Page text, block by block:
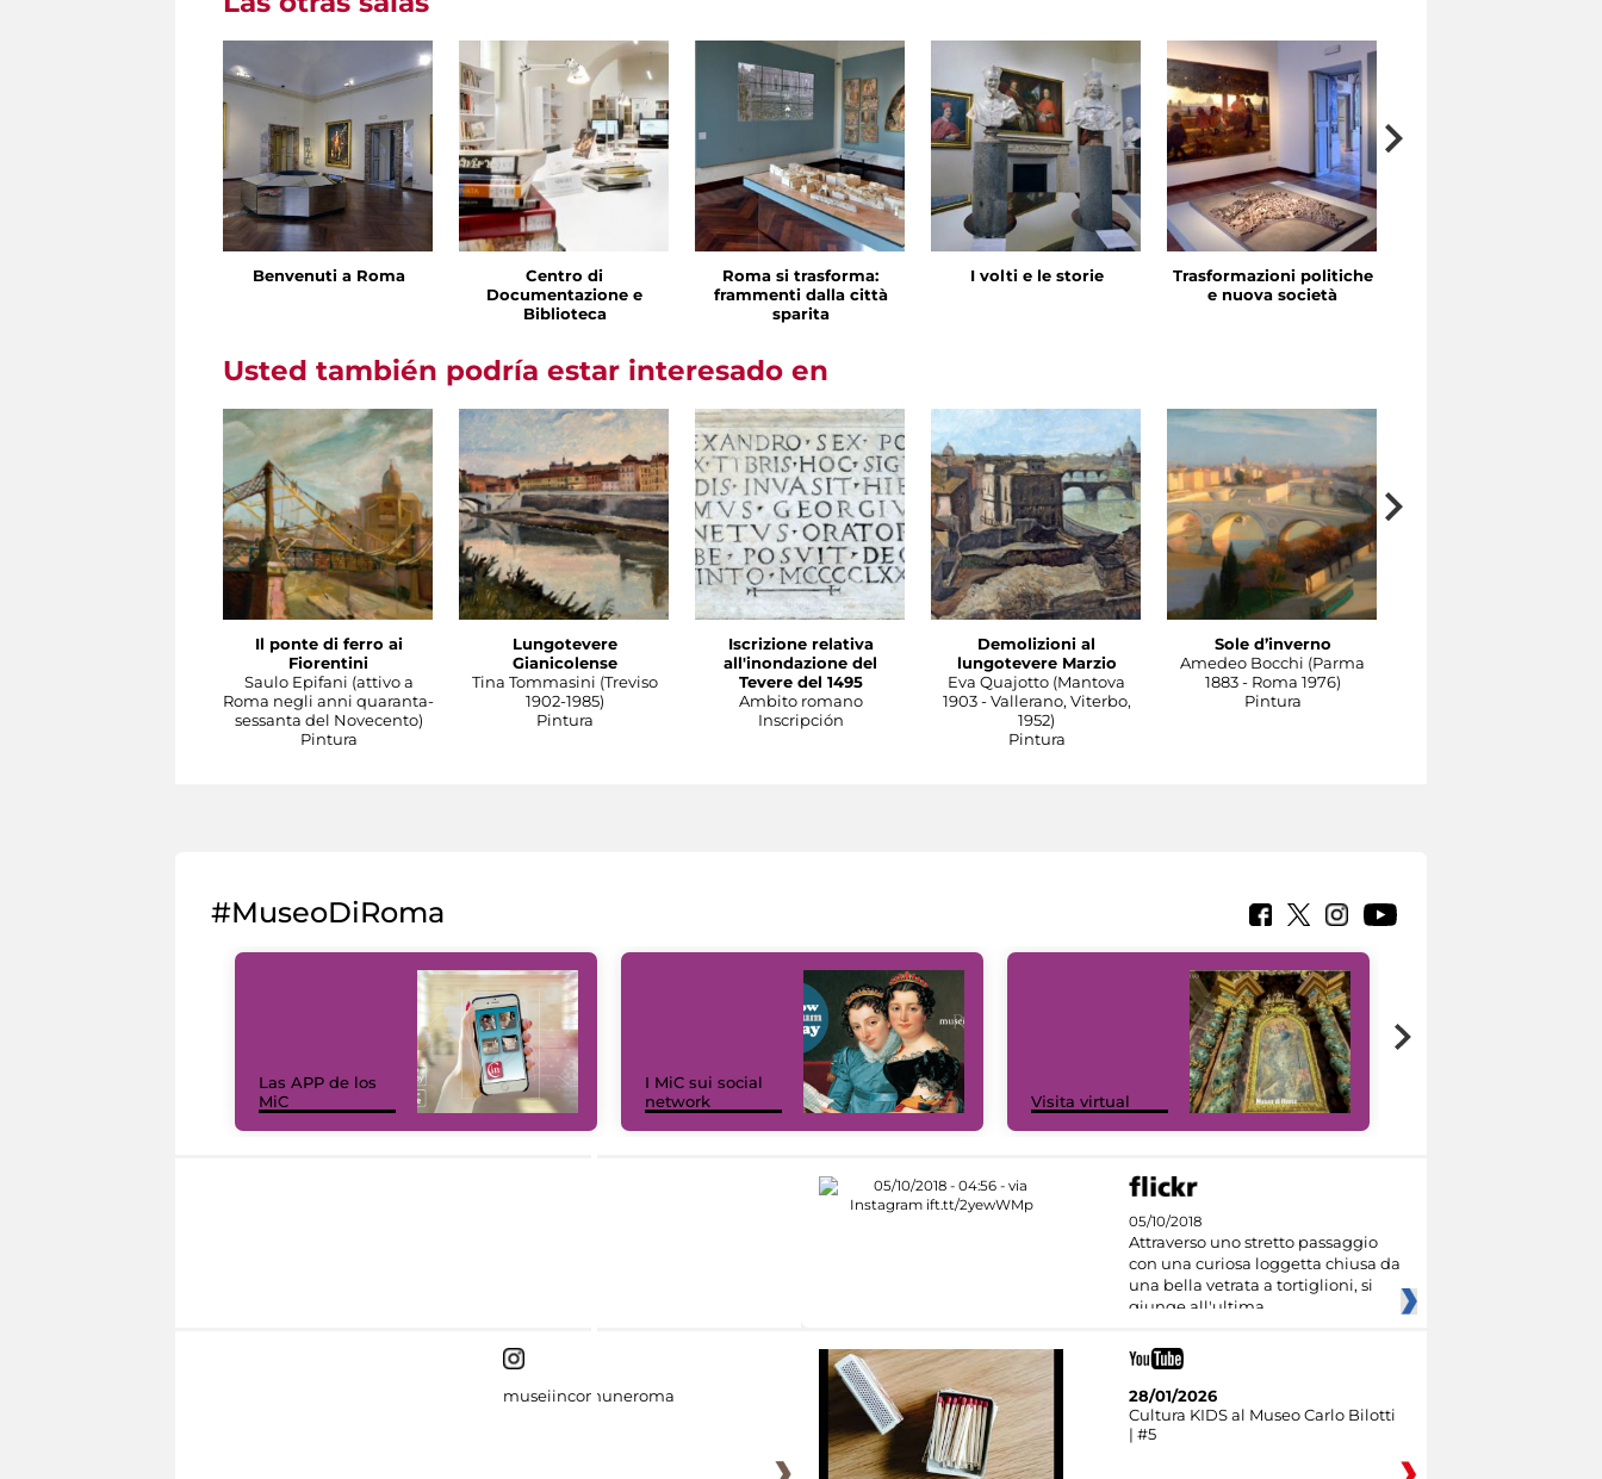
Benvenuti a Roma
Centro di
Documentazione e
Biblioteca
Roma si trasforma:
frammenti dalla città
sparita
I volti e le storie
Trasformazioni politiche
e nuova società
Usted también podría estar interesado en
Il ponte di ferro ai
Fiorentini
Saulo Epifani (attivo a
Roma negli anni quaranta-
sessanta del Novecento)
Pintura
Lungotevere
Gianicolense
Tina Tommasini (Treviso
1902-1985)
Pintura
Iscrizione relativa
all'inondazione del
Tevere del 1495
Ambito romano
Inscripción
Demolizioni al
lungotevere Marzio
Eva Quajotto (Mantova
1903 - Vallerano, Viterbo,
1952)
Pintura
Sole d’inverno
Amedeo Bocchi (Parma
1883 - Roma 1976)
Pintura
#MuseoDiRoma
Las APP de los
MiC
I MiC sui social
network
Visita virtual
05/10/2018
Attraverso uno stretto passaggio
con una curiosa loggetta chiusa da
una bella vetrata a tortiglioni, si
giunge all'ultima
museiincomuneroma
28/01/2026
Cultura KIDS al Museo Carlo Bilotti
| #5